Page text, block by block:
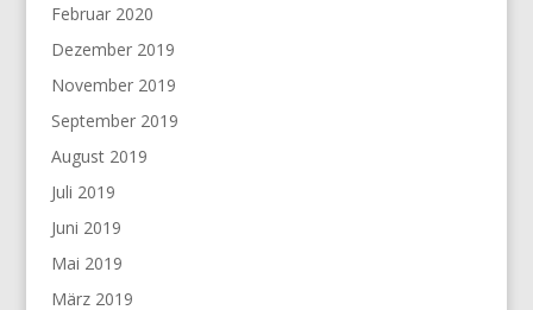
Februar 2020
Dezember 2019
November 2019
September 2019
August 2019
Juli 2019
Juni 2019
Mai 2019
März 2019